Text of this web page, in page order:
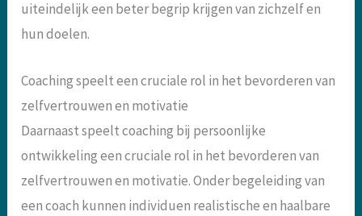
uiteindelijk een beter begrip krijgen van zichzelf en
hun doelen.
Coaching speelt een cruciale rol in het bevorderen van
zelfvertrouwen en motivatie
Daarnaast speelt coaching bij persoonlijke
ontwikkeling een cruciale rol in het bevorderen van
zelfvertrouwen en motivatie. Onder begeleiding van
een coach kunnen individuen realistische en haalbare